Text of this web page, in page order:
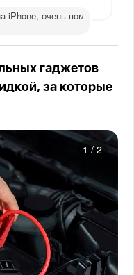
iPhone, очень помогает
гаджетов
за которые
1 / 2